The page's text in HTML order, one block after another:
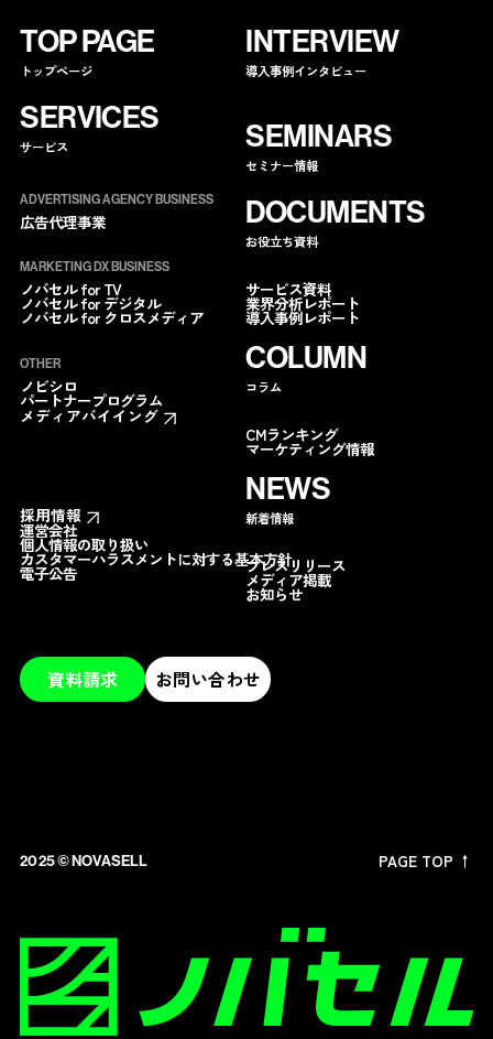
TOP PAGE
トップページ
INTERVIEW
導入事例インタビュー
COLUMN
コラム
CMランキング
マーケティング情報
SERVICES
サービス
ADVERTISING AGENCY BUSINESS
広告代理事業
MARKETING DX BUSINESS
ノバセル for TV
ノバセル for デジタル
ノバセル for クロスメディア
OTHER
ノビシロ
パートナープログラム
メディアバイイング
NEWS
新着情報
プレスリリース
メディア掲載
お知らせ
SEMINARS
セミナー情報
DOCUMENTS
お役立ち資料
サービス資料
業界分析レポート
導入事例レポート
採用情報
運営会社
個人情報の取り扱い
カスタマーハラスメントに対する基本方針
電子公告
資料請求 お問い合わせ
2025 ©︎ NOVASELL PAGE TOP ↑